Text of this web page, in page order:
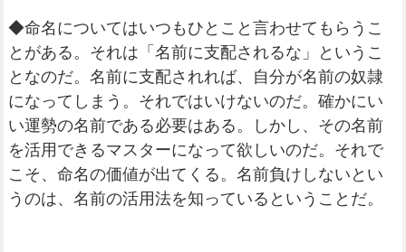
◆命名についてはいつもひとこと言わせてもらうこ
とがある。それは「名前に支配されるな」というこ
となのだ。名前に支配されれば、自分が名前の奴隷
になってしまう。それではいけないのだ。確かにい
い運勢の名前である必要はある。しかし、その名前
を活用できるマスターになって欲しいのだ。それで
こそ、命名の価値が出てくる。名前負けしないとい
うのは、名前の活用法を知っているということだ。